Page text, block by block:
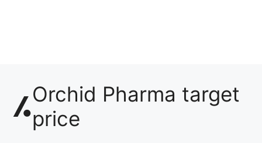
Orchid Pharma target
price